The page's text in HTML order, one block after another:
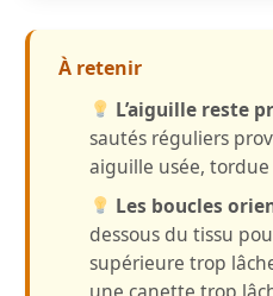
À retenir
L’aiguille reste
sautés réguliers
aiguille usée,
Les boucles
dessous du tissu
supérieure trop